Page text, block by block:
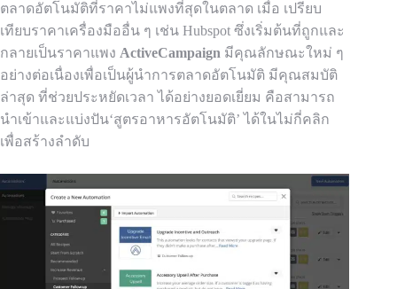
ตลาดอัตโนมัติที่ราคาไม่แพงที่สุดในตลาด เมื่อ เปรียบ
เทียบราคาเครื่องมืออื่น ๆ เช่น Hubspot ซึ่งเริ่มต้นที่ถูกและ
กลายเป็นราคาแพง ActiveCampaign มีคุณลักษณะใหม่ ๆ
อย่างต่อเนื่องเพื่อเป็นผู้นำการตลาดอัตโนมัติ มีคุณสมบัติ
ล่าสุด ที่ช่วยประหยัดเวลา ได้อย่างยอดเยี่ยม คือสามารถ
นำเข้าและแบ่งปัน‘สูตรอาหารอัตโนมัติ’ ได้ในไม่กี่คลิก
เพื่อสร้างลำดับ